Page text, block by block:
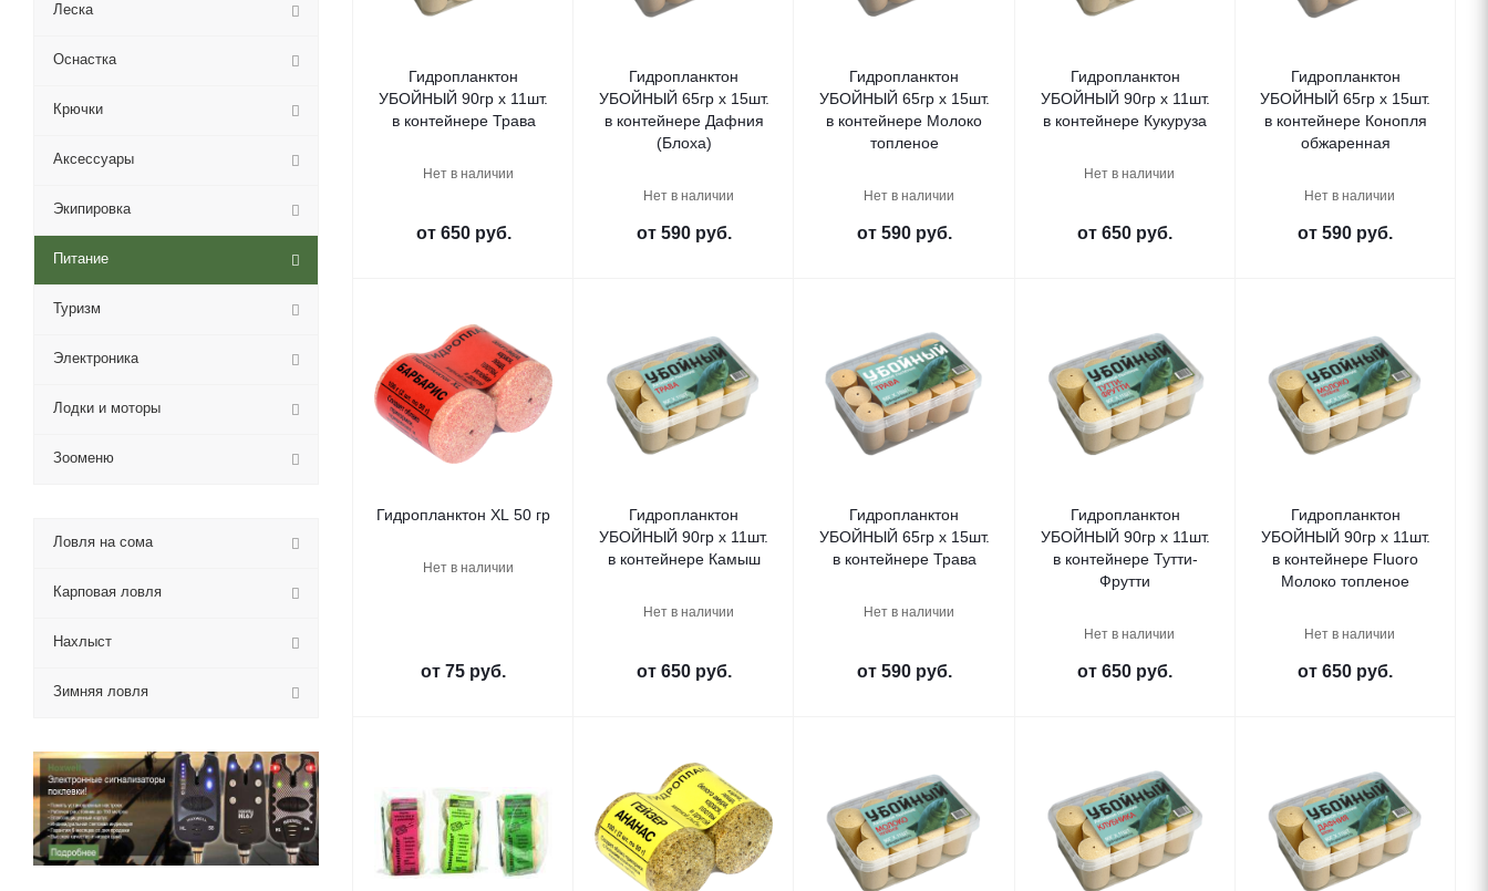
Гидропланктон
УБОЙНЫЙ 90гр х 11шт.
в контейнере Трава
Нет в наличии
от 650 руб.
Гидропланктон
УБОЙНЫЙ 65гр х 15шт.
в контейнере Дафния
(Блоха)
Нет в наличии
от 590 руб.
Гидропланктон
УБОЙНЫЙ 65гр х 15шт.
в контейнере Молоко
топленое
Нет в наличии
от 590 руб.
Гидропланктон
УБОЙНЫЙ 90гр х 11шт.
в контейнере Кукуруза
Нет в наличии
от650 руб.
Гидропланктон
УБОЙНЫЙ 65гр х 15шт.
в контейнере Конопля
обжаренная
Нет в наличии
от590 руб.
Гидропланктон XL 50 гр
Нет в наличии
от75 руб.
Гидропланктон
УБОЙНЫЙ 90гр х 11шт.
в контейнере Камыш
Нет в наличии
от 650 руб.
Гидропланктон
УБОЙНЫЙ 65гр х 15шт.
в контейнере Трава
Нет в наличии
от 590 руб.
Гидропланктон
УБОЙНЫЙ 90гр х 11шт.
в контейнере Тутти-
Фрутти
Нет в наличии
от650 руб.
Гидропланктон
УБОЙНЫЙ 90гр х 11шт.
в контейнере Fluoro
Молоко топленое
Нет в наличии
от650 руб.
Леска
Оснастка
Крючки
Аксессуары
Экипировка
Питание
Туризм
Электроника
Лодки и моторы
Зооменю
Ловля на сома
Карповая ловля
Нахлыст
Зимняя ловля